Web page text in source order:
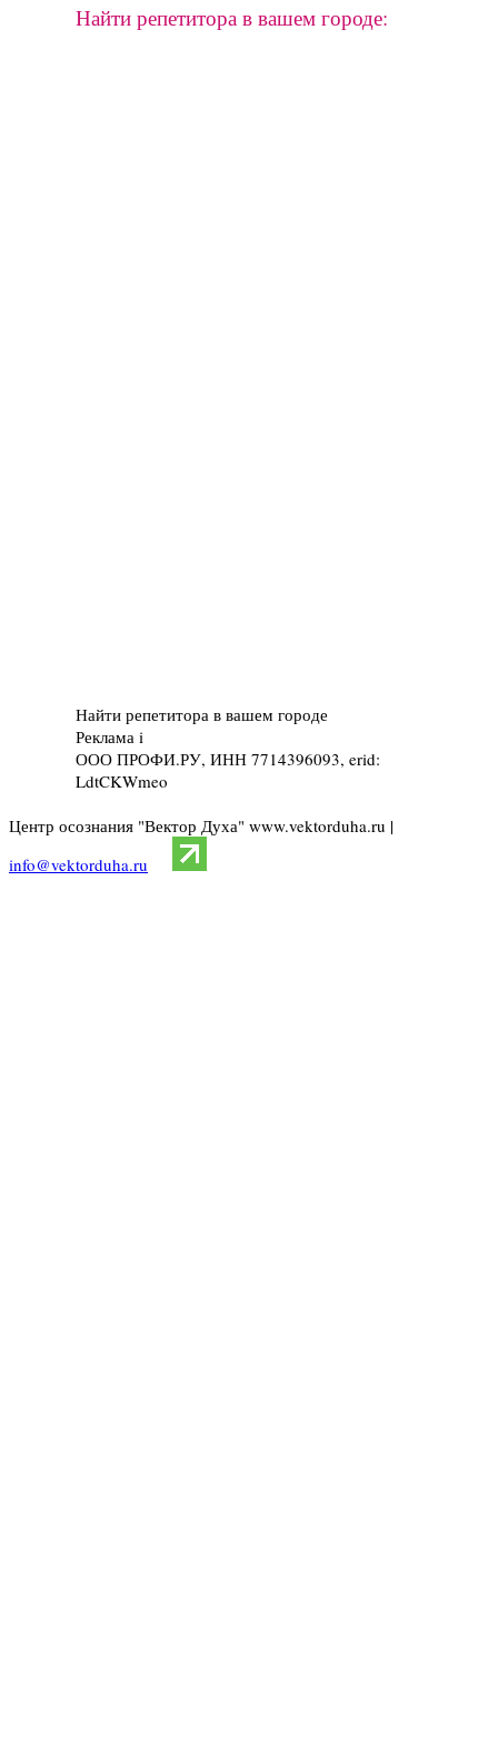
Найти репетитора в вашем городе:
Найти репетитора в вашем городе
Реклама i
ООО ПРОФИ.РУ, ИНН 7714396093, erid:
LdtCKWmeo
Центр осознания "Вектор Духа" www.vektorduha.ru |
info@vektorduha.ru